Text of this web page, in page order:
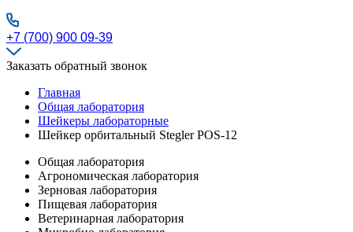
+7 (700) 900 09-39
Заказать обратный звонок
Главная
Общая лаборатория
Шейкеры лабораторные
Шейкер орбитальный Stegler POS-12
Общая лаборатория
Агрономическая лаборатория
Зерновая лаборатория
Пищевая лаборатория
Ветеринарная лаборатория